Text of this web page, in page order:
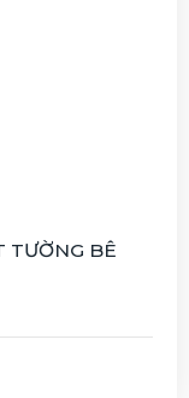
TƯỜNG BÊ